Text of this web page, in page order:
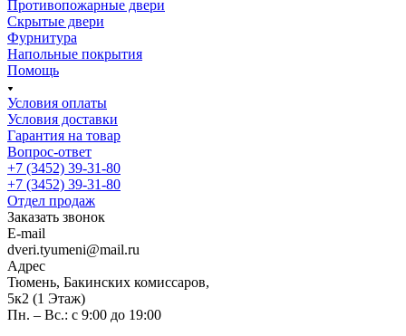
Противопожарные двери
Скрытые двери
Фурнитура
Напольные покрытия
Помощь
Условия оплаты
Условия доставки
Гарантия на товар
Вопрос-ответ
+7 (3452) 39-31-80
+7 (3452) 39-31-80
Отдел продаж
Заказать звонок
E-mail
dveri.tyumeni@mail.ru
Адрес
Тюмень, Бакинских комиссаров,
5к2 (1 Этаж)
Пн. – Вс.: с 9:00 до 19:00